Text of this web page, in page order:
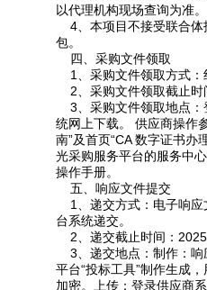
以代理机构现场查询为准。
4、本项目不接受联合体
包。
四、采购文件领取
1、采购文件领取方式：
2、采购文件领取截止时
3、采购文件领取地点：
统网上下载。 供应商操作
南”及首页“CA 数字证书办
光采购服务平台的服务中
操作手册。
五、响应文件提交
1、递交方式：电子响应
台系统递交。
2、递交截止时间：
3、递交地点：制作：响
平台“投标工具”制作生成
加密。上传：登录供应商